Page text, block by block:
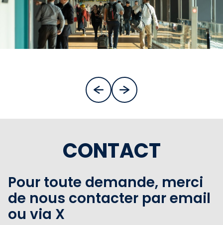
CONTACT
Pour toute demande, merci
de nous contacter par email
ou via X